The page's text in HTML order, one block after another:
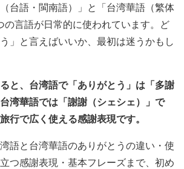
台語・閩南語）」と「台湾華語（繁体
の言語が日常的に使われています。ど
」と言えばいいか、最初は迷うかもし
と、台湾語で「ありがとう」は「多謝
台湾華語では「謝謝（シェシェ）」で
行で広く使える感謝表現です。
語と台湾華語のありがとうの違い・使
つ感謝表現・基本フレーズまで、初め